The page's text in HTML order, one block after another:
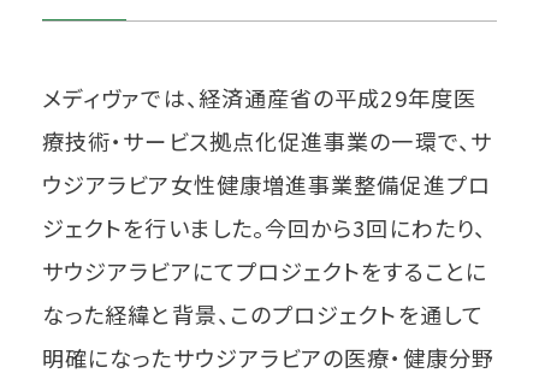
メディヴァでは、経済通産省の平成29年度医
療技術・サービス拠点化促進事業の一環で、サ
ウジアラビア女性健康増進事業整備促進プロ
ジェクトを行いました。今回から3回にわたり、
サウジアラビアにてプロジェクトをすることに
なった経緯と背景、このプロジェクトを通して
明確になったサウジアラビアの医療・健康分野